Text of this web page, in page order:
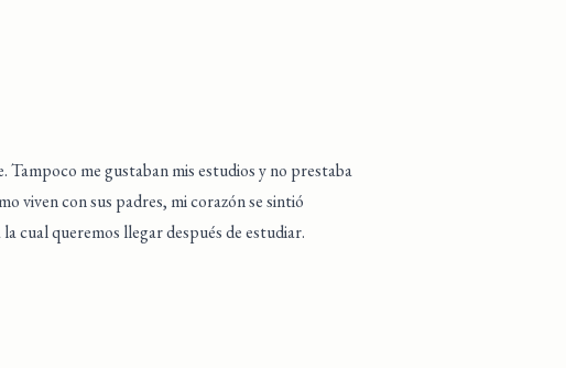
Tampoco me gustaban mis estudios y no prestaba
viven con sus padres, mi corazón se sintió
cual queremos llegar después de estudiar.